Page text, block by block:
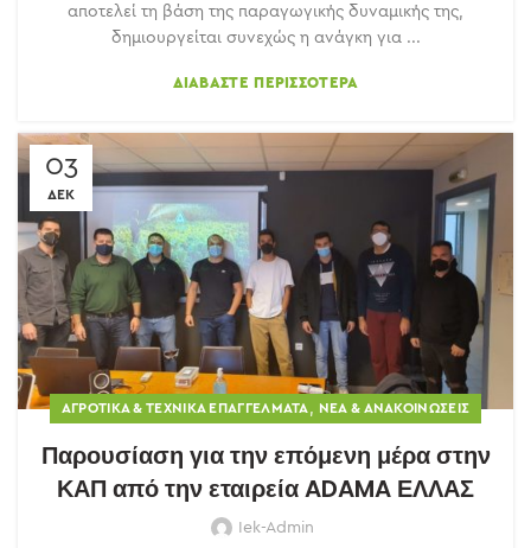
αποτελεί τη βάση της παραγωγικής δυναμικής της,
δημιουργείται συνεχώς η ανάγκη για ...
ΔΙΑΒΆΣΤΕ ΠΕΡΙΣΣΌΤΕΡΑ
03
ΔΕΚ
ΑΓΡΟΤΙΚΆ & ΤΕΧΝΙΚΆ ΕΠΑΓΓΈΛΜΑΤΑ , ΝΈΑ & ΑΝΑΚΟΙΝΏΣΕΙΣ
Παρουσίαση για την επόμενη μέρα στην
ΚΑΠ από την εταιρεία ADAMA ΕΛΛΑΣ
Iek-Admin